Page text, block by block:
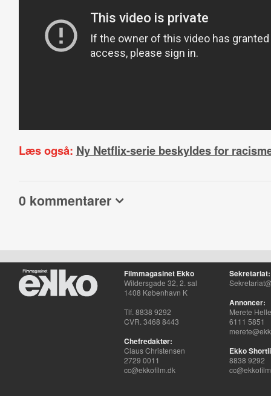
Læs også: Ny Netflix-serie beskyldes for
0 kommentarer
Filmmagasinet Ekko
Wildersgade 32, 2. sal
1408 København K
Tlf. 8838 9292
CVR. 3468 8443
Chefredaktør:
Claus Christensen
2729 0011
cc@ekkofilm.dk
Sekretariat:
Annoncer:
Merete
6111 5851
Ekko
8838 9292